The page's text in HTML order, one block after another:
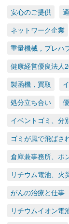
安心のご提供
ネットワーク企業
重量機械，プレハ
健康経営優良法
製函機，買取
処分立ち合い
イベントゴミ、分
ゴミが風で飛ばさ
倉庫兼事務所、ポ
リチウム電池、火
がんの治療と仕
リチウムイオン電